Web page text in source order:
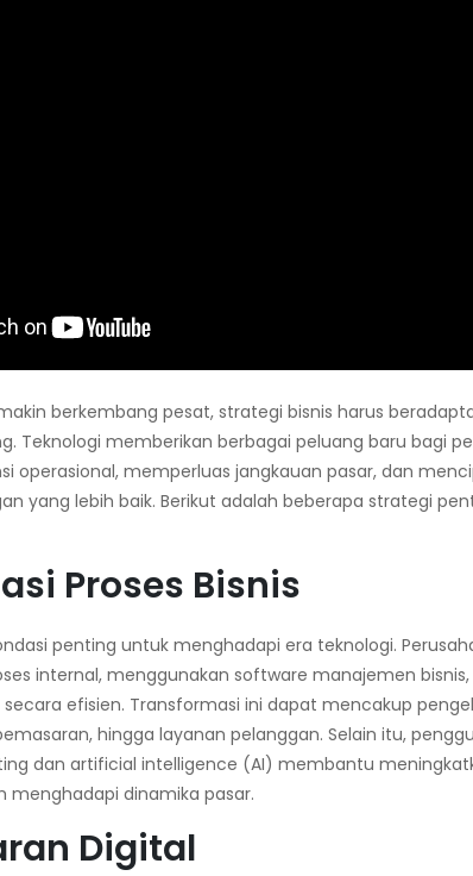
berkembang pesat, strategi bisnis harus
Teknologi memberikan berbagai peluang baru bagi
operasional, memperluas jangkauan pasar, dan
yang lebih baik. Berikut adalah beberapa strategi
Proses Bisnis
penting untuk menghadapi era teknologi.
internal, menggunakan software manajemen bisnis,
efisien. Transformasi ini dapat mencakup
hingga layanan pelanggan. Selain itu,
dan artificial intelligence (AI) membantu
menghadapi dinamika pasar.
Digital